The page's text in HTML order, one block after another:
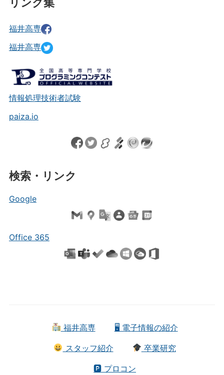
福井高専
福井高専
情報処理技術者試験
paiza.io
検索・リンク
Google
Office 365
福井高専 🖥 電子情報の紹介
スタッフ紹介 卒業研究
🅿 プロコン